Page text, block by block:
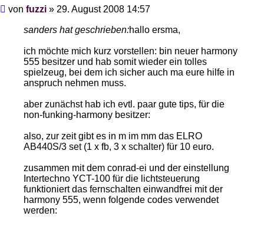
Beitrag
von fuzzi » 29. August 2008 14:57
sanders hat geschrieben:hallo ersma,
ich möchte mich kurz vorstellen: bin neuer harmony
555 besitzer und hab somit wieder ein tolles
spielzeug, bei dem ich sicher auch ma eure hilfe in
anspruch nehmen muss.
aber zunächst hab ich evtl. paar gute tips, für die
non-funking-harmony besitzer:
also, zur zeit gibt es in m im mm das ELRO
AB440S/3 set (1 x fb, 3 x schalter) für 10 euro.
zusammen mit dem conrad-ei und der einstellung
Intertechno YCT-100 für die lichtsteuerung
funktioniert das fernschalten einwandfrei mit der
harmony 555, wenn folgende codes verwendet
werden: